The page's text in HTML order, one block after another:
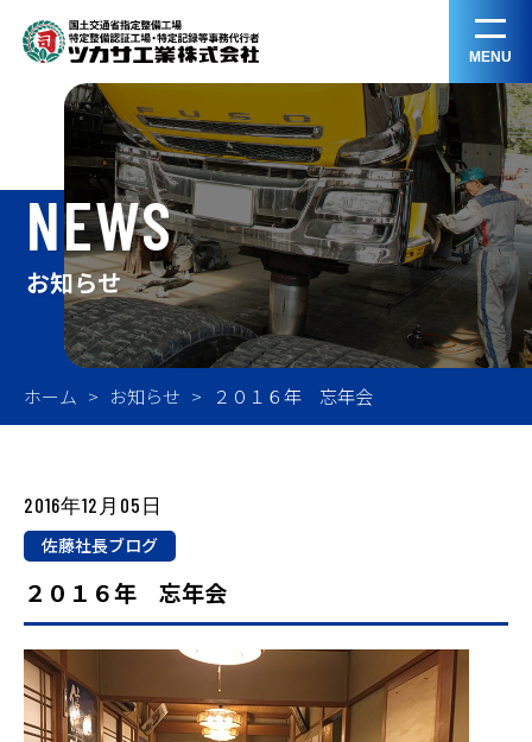
MENU
NEWS
お知らせ
ホーム お知らせ ２０１６年 忘年会
2016年12月05日
佐藤社長ブログ
２０１６年 忘年会